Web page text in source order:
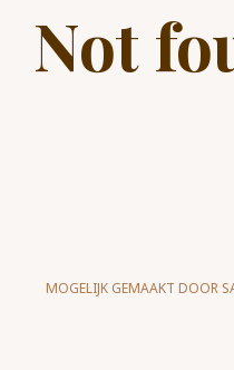
Not
MOGELIJK GEMAAKT DOOR